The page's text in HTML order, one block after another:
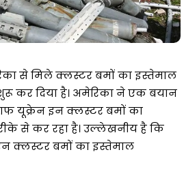
से मिले क्लस्टर बमों का इस्तेमाल
कर दिया है। अमेरिका ने एक बयान
यूक्रेन इन क्लस्टर बमों का
से कर रहा है। उल्लेखनीय है कि
क्लस्टर बमों का इस्तेमाल